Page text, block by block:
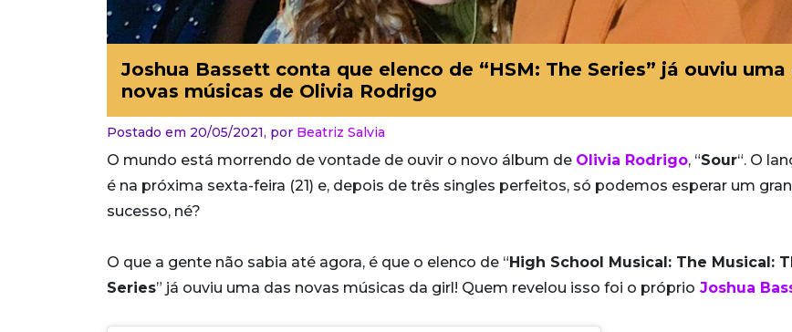
Joshua Bassett conta que elenco de “HSM: The Series” já ouviu uma
novas músicas de Olivia Rodrigo
Postado em 20/05/2021, por Beatriz Salvia
O mundo está morrendo de vontade de ouvir o novo álbum de Olivia Rodrigo, “Sour“. O
é na próxima sexta-feira (21) e, depois de três singles perfeitos, só podemos esperar um
sucesso, né?
O que a gente não sabia até agora, é que o elenco de “ High School Musical: The Musical:
Series” já ouviu uma das novas músicas da girl! Quem revelou isso foi o próprio Joshua